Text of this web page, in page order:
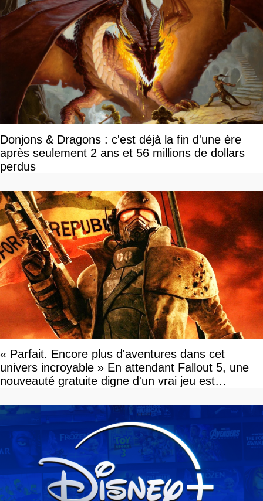
Donjons & Dragons : c'est déjà la fin d'une ère
après seulement 2 ans et 56 millions de dollars
perdus
« Parfait. Encore plus d'aventures dans cet
univers incroyable » En attendant Fallout 5, une
nouveauté gratuite digne d'un vrai jeu est